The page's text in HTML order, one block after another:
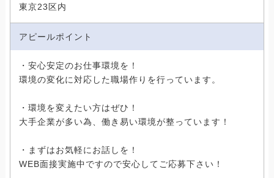
東京23区内
アピールポイント
・安心安定のお仕事環境を！
環境の変化に対応した職場作りを行っています。
・環境を変えたい方はぜひ！
大手企業が多い為、働き易い環境が整っています！
・まずはお気軽にお話しを！
WEB面接実施中ですので安心してご応募下さい！